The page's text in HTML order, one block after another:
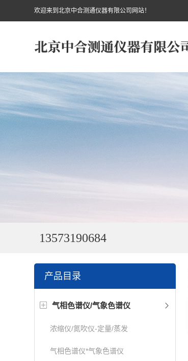
欢迎来到北京中合测通仪器有限公司网站！
13573190684
产品目录
气相色谱仪/气象色谱仪
浓缩仪/氮吹仪-定量/蒸发
气相色谱仪*气象色谱仪